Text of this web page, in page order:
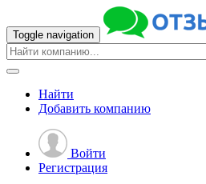
Toggle navigation
Найти
Добавить компанию
Войти
Регистрация